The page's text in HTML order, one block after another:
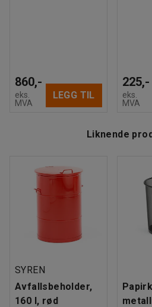
860,-
eks.
MVA
LEGG TIL
225,-
eks.
MVA
Liknende
SYREN
Avfallsbeholder,
160 l, rød